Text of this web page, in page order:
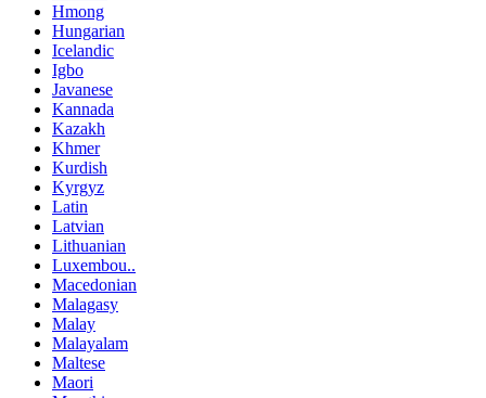
Hmong
Hungarian
Icelandic
Igbo
Javanese
Kannada
Kazakh
Khmer
Kurdish
Kyrgyz
Latin
Latvian
Lithuanian
Luxembou..
Macedonian
Malagasy
Malay
Malayalam
Maltese
Maori